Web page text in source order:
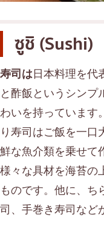
ซูชิ (Sushi)
寿司は日本料理を代
と酢飯というシン
わいを持っています
り寿司はご飯を一
鮮な魚介類を乗せて
様々な具材を海苔の
ものです。他に、
司、手巻き寿司など